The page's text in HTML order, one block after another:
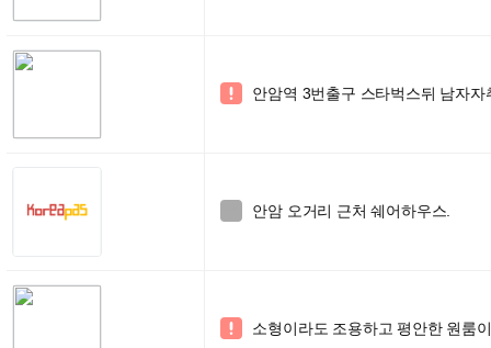
 안암역 3번출구 스타벅스뒤 남자
안암 오거리 근처 쉐어하우스.
 소형이라도 조용하고 평안한 원룸